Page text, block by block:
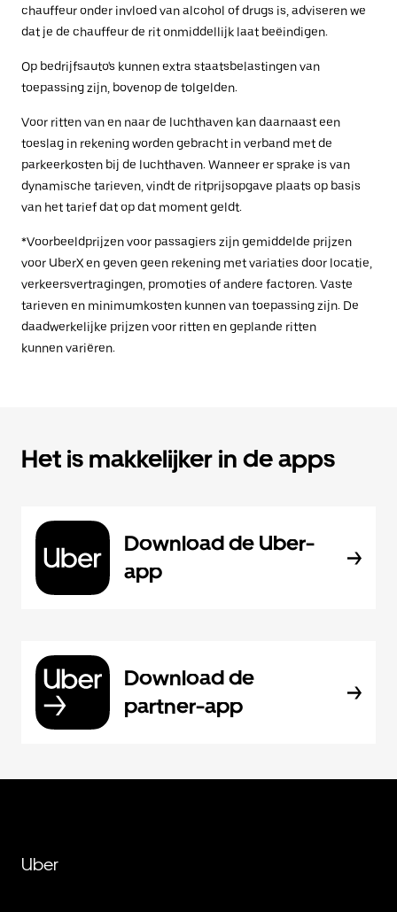
chauffeur onder invloed van alcohol of drugs is, adviseren we
dat je de chauffeur de rit onmiddellijk laat beëindigen.
Op bedrijfsauto's kunnen extra staatsbelastingen van
toepassing zijn, bovenop de tolgelden.
Voor ritten van en naar de luchthaven kan daarnaast een
toeslag in rekening worden gebracht in verband met de
parkeerkosten bij de luchthaven. Wanneer er sprake is van
dynamische tarieven, vindt de ritprijsopgave plaats op basis
van het tarief dat op dat moment geldt.
*Voorbeeldprijzen voor passagiers zijn gemiddelde prijzen
voor UberX en geven geen rekening met variaties door locatie,
verkeersvertragingen, promoties of andere factoren. Vaste
tarieven en minimumkosten kunnen van toepassing zijn. De
daadwerkelijke prijzen voor ritten en geplande ritten
kunnen variëren.
Het is makkelijker in de apps
Download de Uber-
app
Download de
partner-app
Uber